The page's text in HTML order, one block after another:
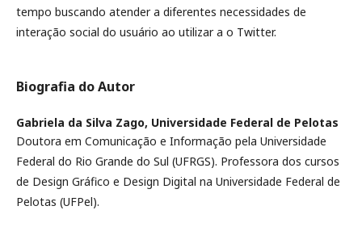
tempo buscando atender a diferentes necessidades de
interação social do usuário ao utilizar a o Twitter.
Biografia do Autor
Gabriela da Silva Zago, Universidade Federal de Pelotas
Doutora em Comunicação e Informação pela Universidade
Federal do Rio Grande do Sul (UFRGS). Professora dos cursos
de Design Gráfico e Design Digital na Universidade Federal de
Pelotas (UFPel).